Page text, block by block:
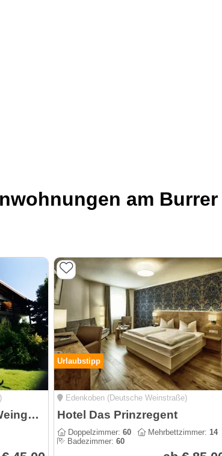
am Burrer
Ferienwohnungen & Weingut Becker - Heißbühlerhof
Urlaubstipp
Edenkoben (Deutsche Weinstraße)
Hotel Das Prinzregent
Doppelzimmer: 60 Mehrbettzimmer: 14
Badezimmer: 60